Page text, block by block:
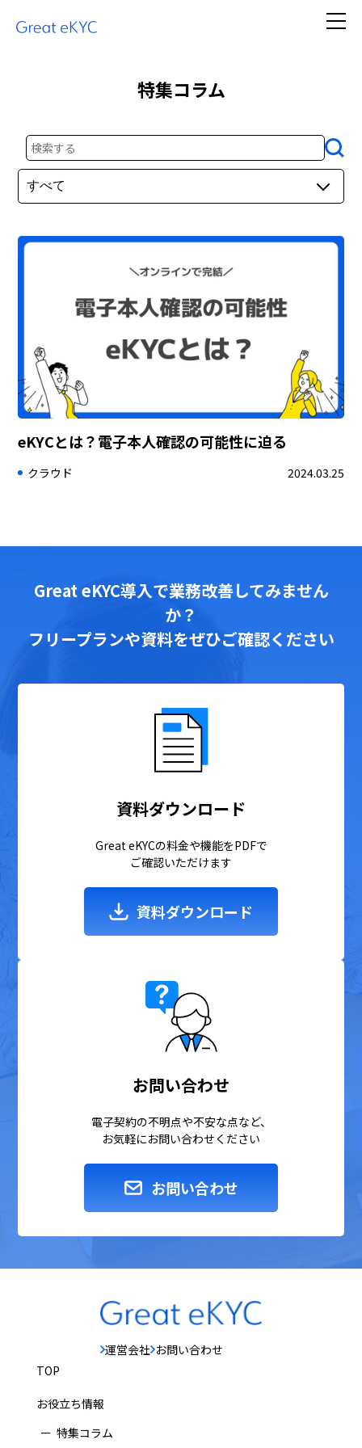
特集コラム
eKYCとは？電子本人確認の可能性に迫る
クラウド 2024.03.25
Great eKYC導入で業務改善してみません
か？
フリープランや資料をぜひご確認ください
資料ダウンロード
Great eKYCの料金や機能をPDFで
ご確認いただけます
資料ダウンロード
お問い合わせ
電子契約の不明点や不安な点など、
お気軽にお問い合わせください
お問い合わせ
運営会社 お問い合わせ
TOP
お役立ち情報
特集コラム